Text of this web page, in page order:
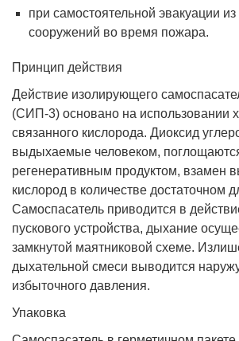
при самостоятельной эвакуации из
сооружений во время пожара.
Принцип действия
Действие изолирующего
(СИП-3) основано на использовании
связанного кислорода. Диоксид
выдыхаемые человеком,
регенеративным продуктом, взамен
кислород в количестве достаточном
Самоспасатель приводится в
пускового устройства, дыхание
замкнутой маятниковой схеме.
дыхательной смеси выводится
избыточного давления.
Упаковка